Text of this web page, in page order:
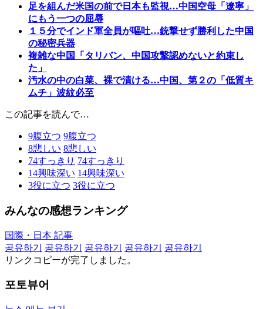
足を組んだ米国の前で日本も監視…中国空母「遼寧」
にもう一つの屈辱
１５分でインド軍全員が嘔吐…銃撃せず勝利した中国
の秘密兵器
複雑な中国「タリバン、中国攻撃認めないと約束し
た」
汚水の中の白菜、裸で漬ける…中国、第２の「低質キ
ムチ」波紋必至
この記事を読んで…
9腹立つ 9腹立つ
8悲しい 8悲しい
74すっきり 74すっきり
14興味深い 14興味深い
3役に立つ 3役に立つ
みんなの感想ランキング
国際・日本 記事
공유하기
공유하기 공유하기 공유하기
공유하기
リンクコピーが完了しました。
포토뷰어